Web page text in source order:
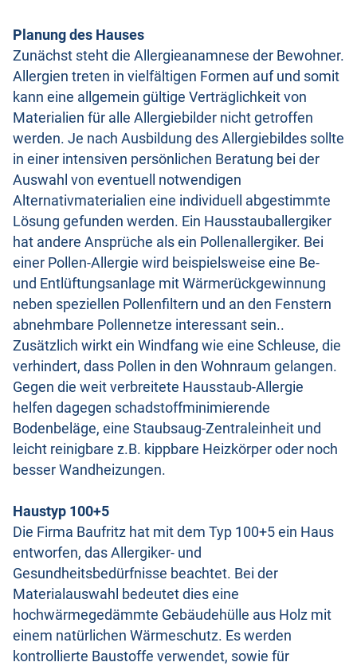
Planung des Hauses
Zunächst steht die Allergieanamnese der Bewohner.
Allergien treten in vielfältigen Formen auf und somit
kann eine allgemein gültige Verträglichkeit von
Materialien für alle Allergiebilder nicht getroffen
werden. Je nach Ausbildung des Allergiebildes sollte
in einer intensiven persönlichen Beratung bei der
Auswahl von eventuell notwendigen
Alternativmaterialien eine individuell abgestimmte
Lösung gefunden werden. Ein Hausstauballergiker
hat andere Ansprüche als ein Pollenallergiker. Bei
einer Pollen-Allergie wird beispielsweise eine Be-
und Entlüftungsanlage mit Wärmerückgewinnung
neben speziellen Pollenfiltern und an den Fenstern
abnehmbare Pollennetze interessant sein..
Zusätzlich wirkt ein Windfang wie eine Schleuse, die
verhindert, dass Pollen in den Wohnraum gelangen.
Gegen die weit verbreitete Hausstaub-Allergie
helfen dagegen schadstoffminimierende
Bodenbeläge, eine Staubsaug-Zentraleinheit und
leicht reinigbare z.B. kippbare Heizkörper oder noch
besser Wandheizungen.
Haustyp 100+5
Die Firma Baufritz hat mit dem Typ 100+5 ein Haus
entworfen, das Allergiker- und
Gesundheitsbedürfnisse beachtet. Bei der
Materialauswahl bedeutet dies eine
hochwärmegedämmte Gebäudehülle aus Holz mit
einem natürlichen Wärmeschutz. Es werden
kontrollierte Baustoffe verwendet, sowie für